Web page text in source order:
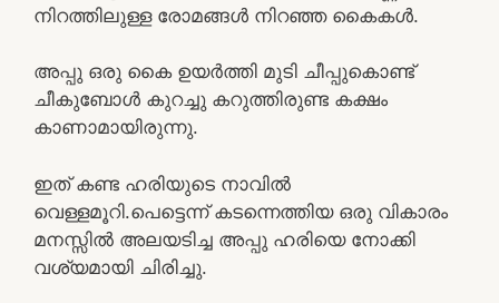
നിറത്തിലുള്ള രോമങ്ങൾ നിറഞ്ഞ കൈകൾ.
അപ്പു ഒരു കൈ ഉയർത്തി മുടി ചീപ്പുകൊണ്ട്
ചീകുബോൾ കുറച്ചു കറുത്തിരുണ്ട കക്ഷം
കാണാമായിരുന്നു.
ഇത് കണ്ട ഹരിയുടെ നാവിൽ
വെള്ളമൂറി.പെട്ടെന്ന് കടന്നെത്തിയ ഒരു വികാരം
മനസ്സിൽ അലയടിച്ച അപ്പു ഹരിയെ നോക്കി
വശ്യമായി ചിരിച്ചു.